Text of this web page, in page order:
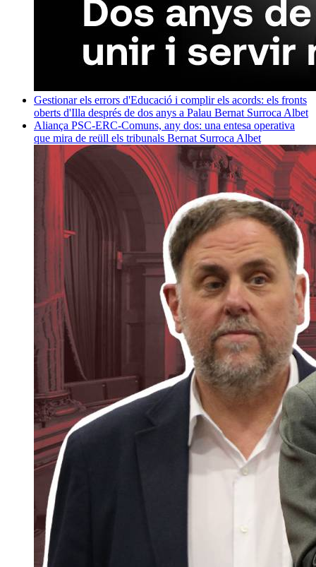
Gestionar els errors d'Educació i complir els acords: els fronts
oberts d'Illa després de dos anys a Palau Bernat Surroca Albet
Aliança PSC-ERC-Comuns, any dos: una entesa operativa
que mira de reüll els tribunals Bernat Surroca Albet